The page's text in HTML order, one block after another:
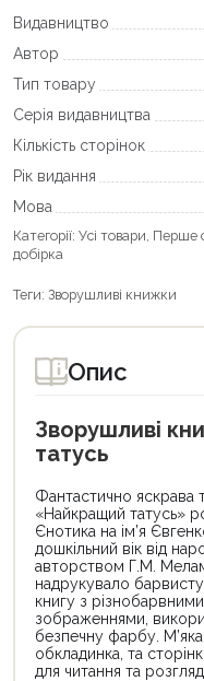
Видавництво
Автор
Тип товару
Серія видавництва
Кількість сторінок
Рік видання
Мова
Категорії: Усі товари, Перше
добірка
Теги: Зворушливі книжки
Опис
Зворушливі
татусь
Фантастично яскрава
«Найкращий татусь»
Єнотика на ім’я
дошкільний вік від
авторством Г.М.
надрукувало
книгу з
зображеннями,
безпечну фарбу.
обкладинка, та
для читання та